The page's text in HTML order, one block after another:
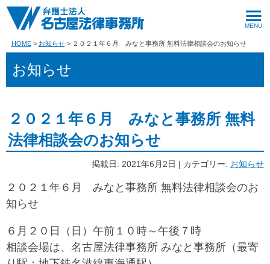
HOME お知らせ ２０２１年６月 みなと事務所 無料法律相談会のお知らせ
お知らせ
２０２１年６月 みなと事務所 無料
法律相談会のお知らせ
掲載日: 2021年6月2日 | カテゴリー: お知らせ
２０２１年６月 みなと事務所 無料法律相談会のお
知らせ
６月２０日（日）午前１０時～午後７時
相談会場は、名古屋法律事務所 みなと事務所（最寄